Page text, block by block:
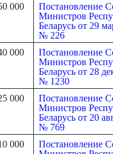
000
Постановление
Министров
Беларусь от 29
№ 226
000
Постановление
Министров
Беларусь от 28
№ 1230
000
Постановление
Министров
Беларусь от 20
№ 769
000
Постановление